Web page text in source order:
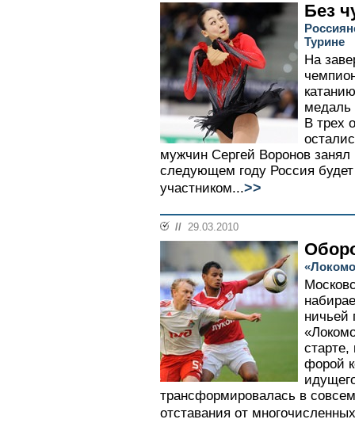
Без
Турине
На
медаль
В трех
мужчин Сергей Воронов занял
следующем году Россия
участником...>>
// 29.03.2010
ничьей
старте,
форой
трансформировалась в
отставания от